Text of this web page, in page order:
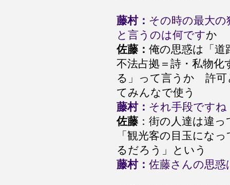
藤村： その時の最大の
と言うのは何ですか
佐藤： 俺の思惑は「道
不法占拠＝詩・私物化
る」って言うか 許可
てみんなで使う
藤村： それ手段ですね
佐藤 ：街の人達は違
「観光客の目玉にな
るだろう」という
藤村： 佐藤さんの思惑